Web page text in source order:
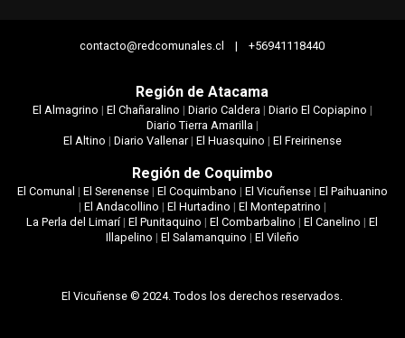
contacto@redcomunales.cl | +56941118440
Región de Atacama
El Almagrino | El Chañaralino | Diario Caldera | Diario El Copiapino |
Diario Tierra Amarilla |
El Altino | Diario Vallenar| El Huasquino | El Freirinense
Región de Coquimbo
El Comunal | El Serenense| El Coquimbano | El Vicuñense| El Paihuanino
| El Andacollino | El Hurtadino | El Montepatrino |
La Perla del Limarí|El Punitaquino |El Combarbalino |El Canelino |El
Illapelino | El Salamanquino | El Vileño
El Vicuñense © 2024. Todos los derechos reservados.